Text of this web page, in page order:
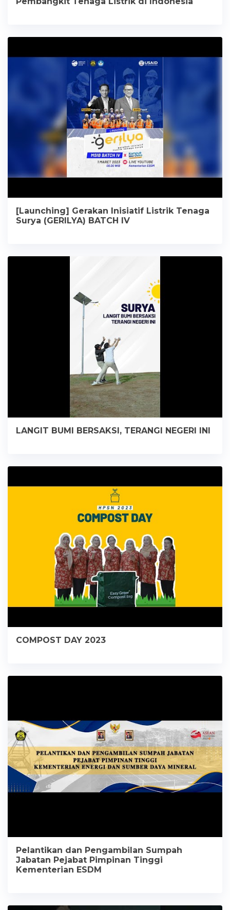
[Launching] Gerakan Inisiatif Listrik Tenaga
Surya (GERILYA) BATCH IV
LANGIT BUMI BERSAKSI, TERANGI NEGERI INI
COMPOST DAY 2023
Pelantikan dan Pengambilan Sumpah
Jabatan Pejabat Pimpinan Tinggi
Kementerian ESDM